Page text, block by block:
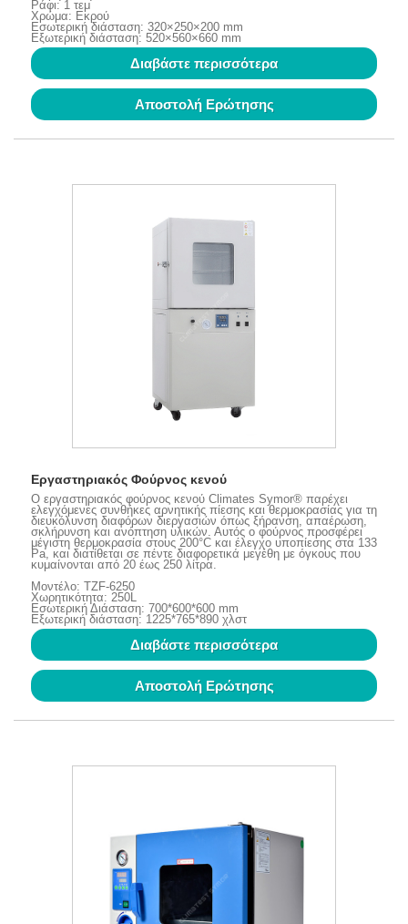
Ράφι: 1 τεμ
Χρώμα: Εκρού
Εσωτερική διάσταση: 320×250×200 mm
Εξωτερική διάσταση: 520×560×660 mm
Διαβάστε περισσότερα
Αποστολή Ερώτησης
Εργαστηριακός Φούρνος κενού
Ο εργαστηριακός φούρνος κενού Climates Symor® παρέχει
ελεγχόμενες συνθήκες αρνητικής πίεσης και θερμοκρασίας για τη
διευκόλυνση διαφόρων διεργασιών όπως ξήρανση, απαέρωση,
σκλήρυνση και ανόπτηση υλικών. Αυτός ο φούρνος προσφέρει
μέγιστη θερμοκρασία στους 200°C και έλεγχο υποπίεσης στα 133
Pa, και διατίθεται σε πέντε διαφορετικά μεγέθη με όγκους που
κυμαίνονται από 20 έως 250 λίτρα.
Μοντέλο: TZF-6250
Χωρητικότητα: 250L
Εσωτερική Διάσταση: 700*600*600 mm
Εξωτερική διάσταση: 1225*765*890 χλστ
Διαβάστε περισσότερα
Αποστολή Ερώτησης